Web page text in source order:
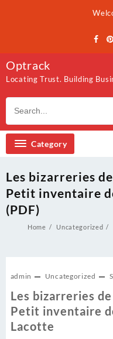
Optrack
Locating Trust. Building
Category
Les bizarreries
Petit inventaire
(PDF)
Home Uncategorized
admin Uncategorized
Les bizarreries
Petit inventaire
Lacotte